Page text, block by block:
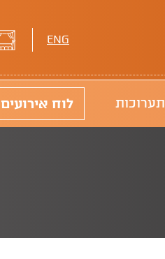
ENG
תערוכות לוח אירועים